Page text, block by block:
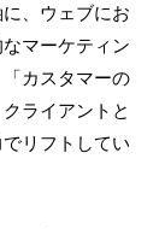
、ウェブにお
マーケティン
カスタマーの
ライアントと
リフトしてい